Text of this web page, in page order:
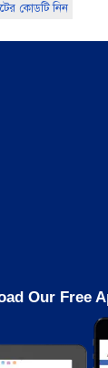
কোডটি নিন
Our Free